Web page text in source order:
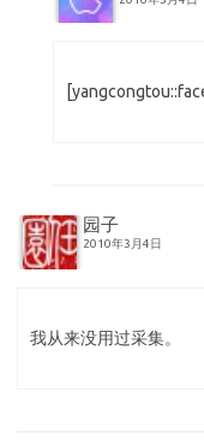
园子
2010年3月4日
我从来没用过采集。